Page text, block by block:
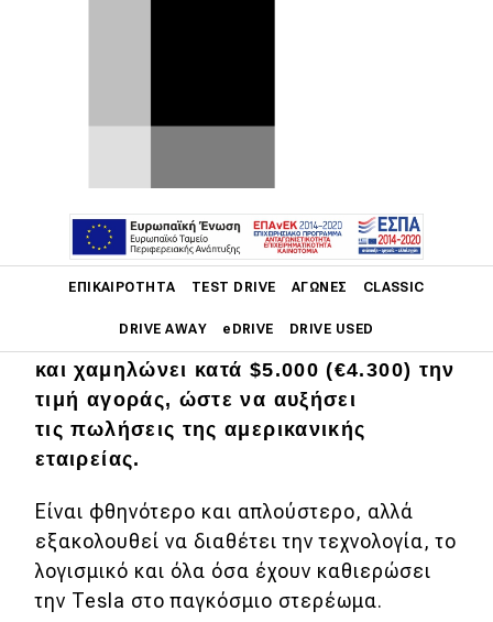
ΕΠΙΚΑΙΡΌΤΗΤΑ TEST DRIVE ΑΓΏΝΕΣ CLASSIC
DRIVE AWAY eDRIVE DRIVE USED
Main navigation
Επικαιρότητα
Νέα μοντέλα
Πρωτότυπα
Ελλάδα
Κόσμος
Μετά από μήνες παραφιλολογίας, το
πιο προσιτό Tesla Model Y
βασική έκδοση ονομάζεται Standard
και χαμηλώνει κατά $5.000 (€4.300) την
τιμή αγοράς, ώστε να αυξήσει
τις πωλήσεις της αμερικανικής
εταιρείας.
Είναι φθηνότερο και απλούστερο, αλλά
εξακολουθεί να διαθέτει την τεχνολογία, το
λογισμικό και όλα όσα έχουν καθιερώσει
την Tesla στο παγκόσμιο στερέωμα.